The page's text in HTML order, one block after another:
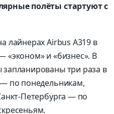
полёты стартуют с
лайнерах Airbus A319 в
«эконом» и «бизнес». В
три раза в
по понедельникам,
Петербурга — по